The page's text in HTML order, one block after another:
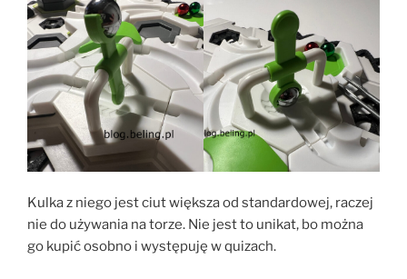
Kulka z niego jest ciut większa od standardowej, raczej
nie do używania na torze. Nie jest to unikat, bo można
go kupić osobno i występuję w quizach.